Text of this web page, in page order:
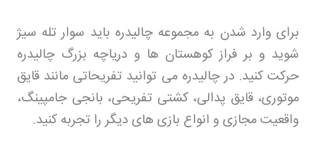
برای وارد شدن به مجموعه چالیدره باید سوار تله سیژ
شوید و بر فراز کوهستان ها و دریاچه بزرگ چالیدره
حرکت کنید. در چالیدره می توانید تفریحاتی مانند قایق
موتوری، قایق پدالی، کشتی تفریحی، بانجی جامپینگ،
واقعیت مجازی و انواع بازی های دیگر را تجربه کنید.